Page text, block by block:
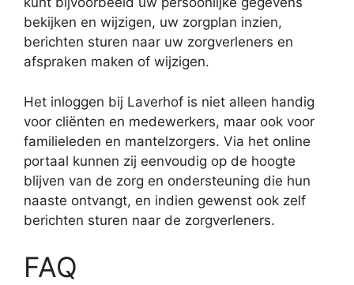
bekijken en wijzigen, uw zorgplan inzien,
berichten sturen naar uw zorgverleners en
afspraken maken of wijzigen.
Het inloggen bij Laverhof is niet alleen handig
voor cliënten en medewerkers, maar ook voor
familieleden en mantelzorgers. Via het online
portaal kunnen zij eenvoudig op de hoogte
blijven van de zorg en ondersteuning die hun
naaste ontvangt, en indien gewenst ook zelf
berichten sturen naar de zorgverleners.
FAQ